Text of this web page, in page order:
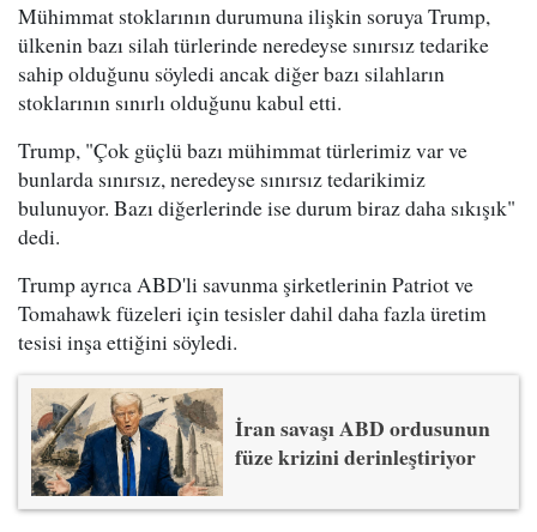
Mühimmat stoklarının durumuna ilişkin soruya Trump,
ülkenin bazı silah türlerinde neredeyse sınırsız tedarike
sahip olduğunu söyledi ancak diğer bazı silahların
stoklarının sınırlı olduğunu kabul etti.
Trump, "Çok güçlü bazı mühimmat türlerimiz var ve
bunlarda sınırsız, neredeyse sınırsız tedarikimiz
bulunuyor. Bazı diğerlerinde ise durum biraz daha sıkışık"
dedi.
Trump ayrıca ABD'li savunma şirketlerinin Patriot ve
Tomahawk füzeleri için tesisler dahil daha fazla üretim
tesisi inşa ettiğini söyledi.
İran savaşı ABD ordusunun
füze krizini derinleştiriyor